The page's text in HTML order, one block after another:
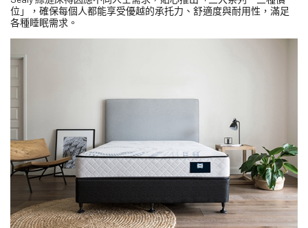
位」，確保每個人都能享受優越的承托力、舒適度與耐用性，滿足
各種睡眠需求。